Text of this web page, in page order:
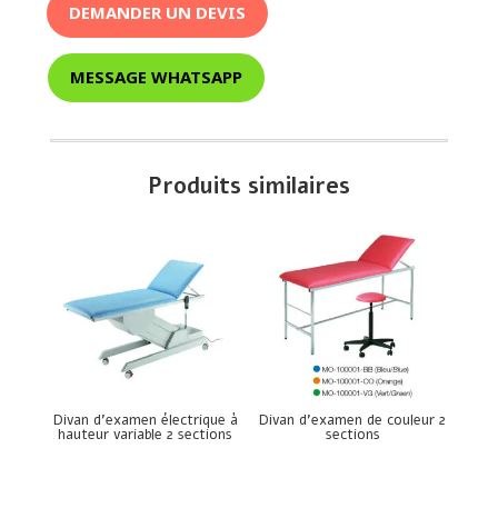
DEMANDER UN DEVIS
MESSAGE WHATSAPP
Produits similaires
Divan d’examen électrique à
hauteur variable 2 sections
Divan d’examen de couleur 2
sections